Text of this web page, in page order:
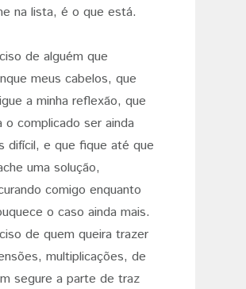
na lista, é o que está.
de alguém que
meus cabelos, que
a minha reflexão, que
o complicado ser ainda
difícil, e que fique até que
uma solução,
comigo enquanto
o caso ainda mais.
de quem queira trazer
multiplicações, de
segure a parte de traz